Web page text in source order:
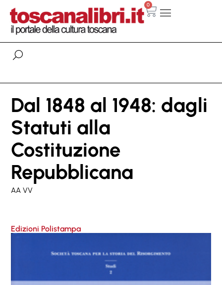
0
Dal 1848 al 1948: dagli
Statuti alla
Costituzione
Repubblicana
AA VV
Edizioni Polistampa